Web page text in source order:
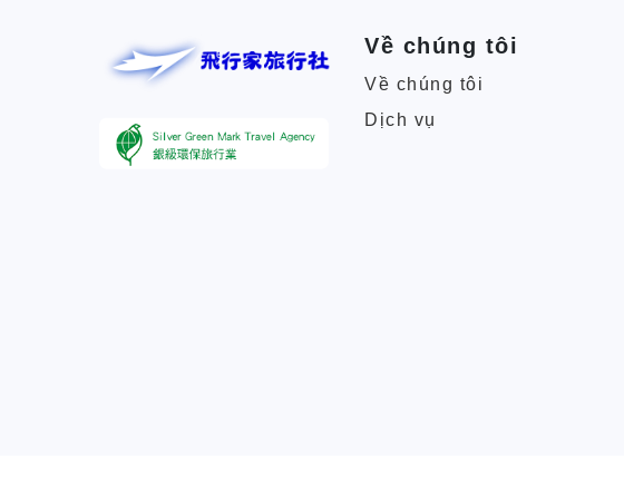
Về chúng tôi
Về chúng tôi
Dịch vụ